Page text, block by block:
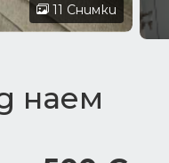
11 Снимки
наем